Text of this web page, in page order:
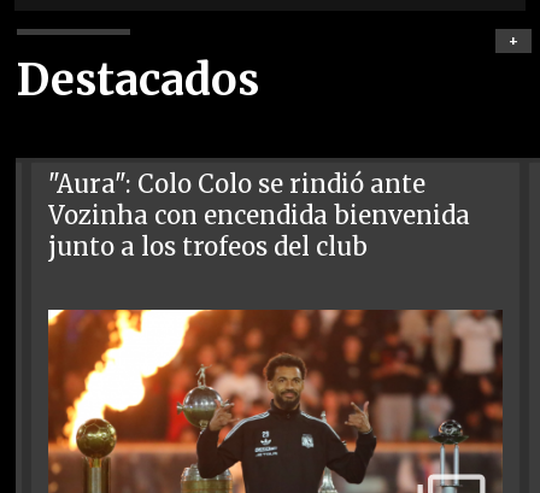
Destacados
+
"Aura": Colo Colo se rindió ante
Vozinha con encendida bienvenida
junto a los trofeos del club